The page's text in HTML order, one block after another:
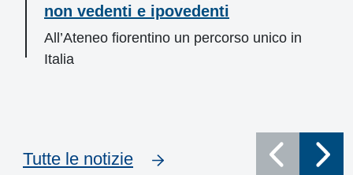
non vedenti e ipovedenti
All’Ateneo fiorentino un percorso unico in
Italia
Tutte le notizie